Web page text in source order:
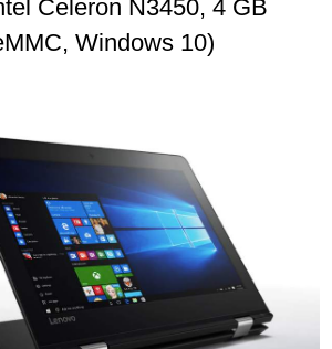
Celeron N3450, 4 GB
Windows 10)